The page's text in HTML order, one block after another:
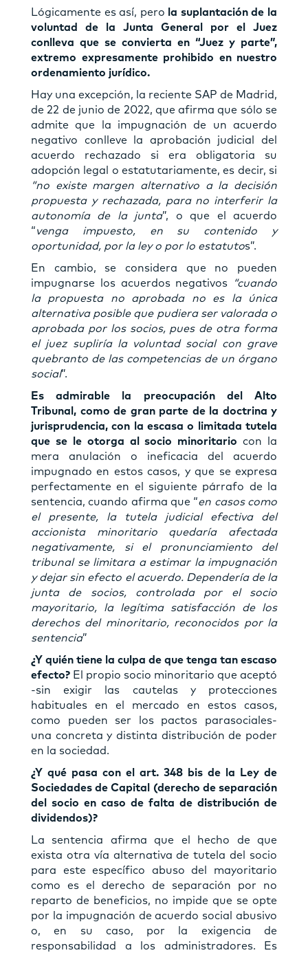
Lógicamente es así, pero la suplantación de la
voluntad de la Junta General por el Juez
conlleva que se convierta en “Juez y parte”,
extremo expresamente prohibido en nuestro
ordenamiento jurídico.
Hay una excepción, la reciente SAP de Madrid,
de 22 de junio de 2022, que afirma que sólo se
admite que la impugnación de un acuerdo
negativo conlleve la aprobación judicial del
acuerdo rechazado si era obligatoria su
adopción legal o estatutariamente, es decir, si
“no existe margen alternativo a la decisión
propuesta y rechazada, para no interferir la
autonomía de la junta”, o que el acuerdo
“venga impuesto, en su contenido y
oportunidad, por la ley o por lo estatutos”.
En cambio, se considera que no pueden
impugnarse los acuerdos negativos
“cuando
la propuesta no aprobada no es la única
alternativa posible que pudiera ser valorada o
aprobada por los socios, pues de otra forma
el juez supliría la voluntad social con grave
quebranto de las competencias de un órgano
social”.
Es admirable la preocupación del Alto
Tribunal, como de gran parte de la doctrina y
jurisprudencia, con la escasa o limitada tutela
que se le otorga al socio minoritario con la
mera anulación o ineficacia del acuerdo
impugnado en estos casos, y que se expresa
perfectamente en el siguiente párrafo de la
sentencia, cuando afirma que “en casos como
el presente, la tutela judicial efectiva del
accionista minoritario quedaría afectada
negativamente, si el pronunciamiento del
tribunal se limitara a estimar la impugnación
y dejar sin efecto el acuerdo. Dependería de la
junta de socios, controlada por el socio
mayoritario, la legítima satisfacción de los
derechos del minoritario, reconocidos por la
sentencia”
¿Y quién tiene la culpa de que tenga tan escaso
efecto? El propio socio minoritario que aceptó
-sin exigir las cautelas y protecciones
habituales en el mercado en estos casos,
como pueden ser los pactos parasociales-
una concreta y distinta distribución de poder
en la sociedad.
¿Y qué pasa con el art. 348 bis de la Ley de
Sociedades de Capital (derecho de separación
del socio en caso de falta de distribución de
dividendos)?
La sentencia afirma que el hecho de que
exista otra vía alternativa de tutela del socio
para este específico abuso del mayoritario
como es el derecho de separación por no
reparto de beneficios, no impide que se opte
por la impugnación de acuerdo social abusivo
o, en su caso, por la exigencia de
responsabilidad a los administradores. Es